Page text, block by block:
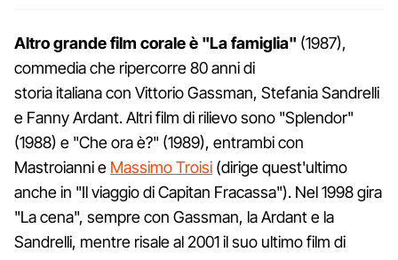
Altro grande film corale è "La famiglia" (1987),
commedia che ripercorre 80 anni di
storia italiana con Vittorio Gassman, Stefania Sandrelli
e Fanny Ardant. Altri film di rilievo sono "Splendor"
(1988) e "Che ora è?" (1989), entrambi con
Mastroianni e Massimo Troisi (dirige quest'ultimo
anche in "Il viaggio di Capitan Fracassa"). Nel 1998 gira
"La cena", sempre con Gassman, la Ardant e la
Sandrelli, mentre risale al 2001 il suo ultimo film di